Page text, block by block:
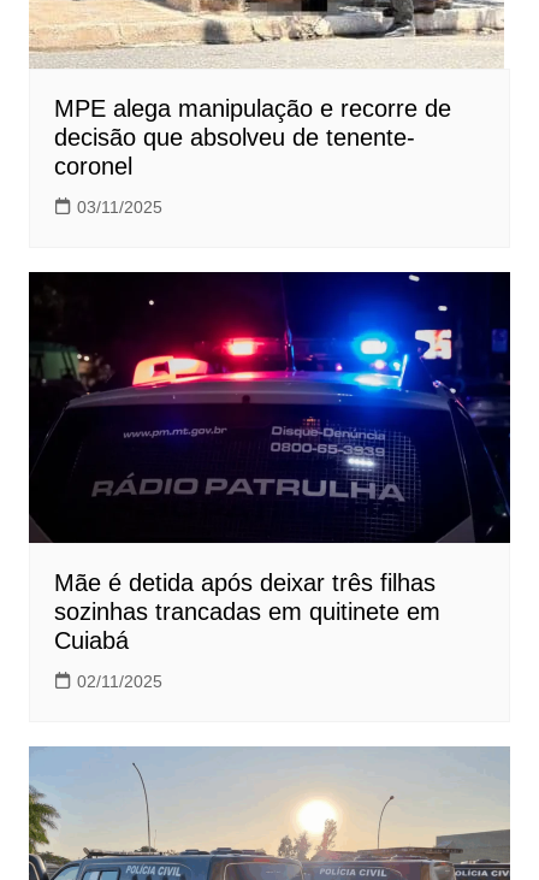
MPE alega manipulação e recorre de
decisão que absolveu de tenente-
coronel
03/11/2025
Mãe é detida após deixar três filhas
sozinhas trancadas em quitinete em
Cuiabá
02/11/2025